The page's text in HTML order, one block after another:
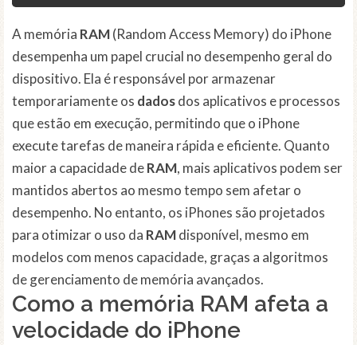
A memória RAM(Random Access Memory) do iPhone
desempenha um papel crucial no desempenho geral do
dispositivo. Ela é responsável por armazenar
temporariamente os dadosdos aplicativos e processos
que estão em execução, permitindo que o iPhone
execute tarefas de maneira rápida e eficiente. Quanto
maior a capacidade deRAM, mais aplicativos podem ser
mantidos abertos ao mesmo tempo sem afetar o
desempenho. No entanto, os iPhones são projetados
para otimizar o uso da RAMdisponível, mesmo em
modelos com menos capacidade, graças a algoritmos
de gerenciamento de memória avançados.
Como a memória RAM afeta a
velocidade do iPhone